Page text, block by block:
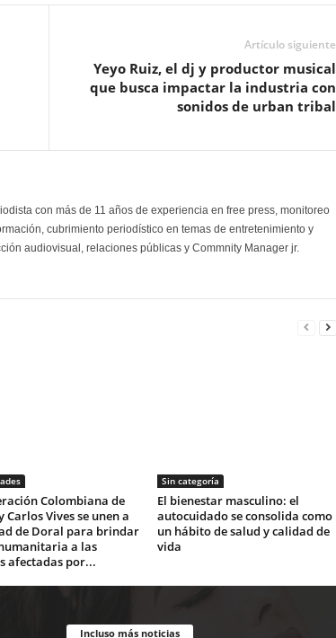
Artículo siguiente
Yeyo Ruiz, el dj y productor musical
que busca impactar la industria con
sonidos de urban tribal
con más de 11 años de experiencia en free press, monitoreo
cubrimiento periodístico en temas de entretenimiento y
audiovisual, relaciones públicas y Commnity Manager jr.
Colombiana de
Carlos Vives se unen a
de Doral para brindar
a las
afectadas por...
Sin categoría
El bienestar masculino: el
autocuidado se consolida como
un hábito de salud y calidad de
vida
Incluso más noticias